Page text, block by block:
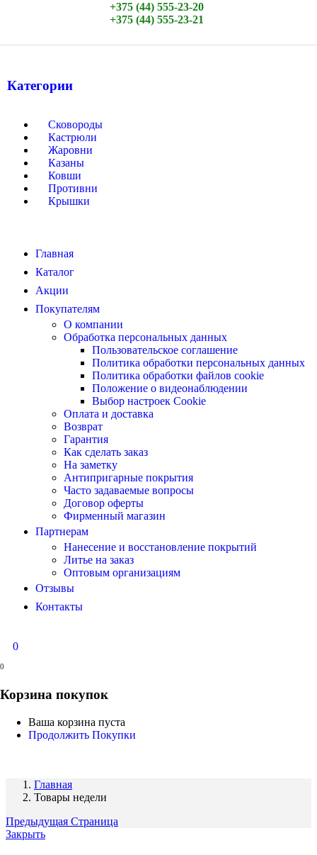
+375 (44) 555-23-20
+375 (44) 555-23-21
Категории
Сковороды
Кастрюли
Жаровни
Казаны
Ковши
Противни
Крышки
Главная
Каталог
Акции
Покупателям
О компании
Обработка персональных данных
Пользовательское соглашение
Политика обработки персональных данных
Политика обработки файлов cookie
Положение о видеонаблюдении
Выбор настроек Cookie
Оплата и доставка
Возврат
Гарантия
Как сделать заказ
На заметку
Антипригарные покрытия
Часто задаваемые вопросы
Договор оферты
Фирменный магазин
Партнерам
Нанесение и восстановление покрытий
Литье на заказ
Оптовым организациям
Отзывы
Контакты
0
0
Корзина покупок
Ваша корзина пуста
Продолжить Покупки
Главная
Товары недели
Предыдущая Страница
Закрыть